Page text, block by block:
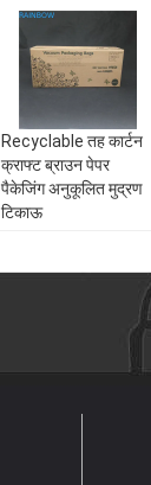
Recyclable तह कार्टन
क्राफ्ट ब्राउन पेपर
पैकेजिंग अनुकूलित मुद्रण
टिकाऊ